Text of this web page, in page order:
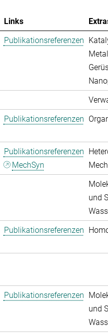
Links
Publikationsreferenzen
Publikationsreferenzen
Publikationsreferenzen
MechSyn
und
Publikationsreferenzen
Publikationsreferenzen
und